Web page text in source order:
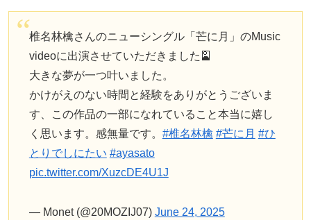
椎名林檎さんのニューシングル「芒に月」のMusic
videoに出演させていただきました🎴
大きな夢が一つ叶いました。
かけがえのない時間と経験をありがとうございま
す、この作品の一部になれていること本当に嬉し
く思います。感無量です。 #椎名林檎 #芒に月 #ひ
とりでしにたい #ayasato
pic.twitter.com/XuzcDE4U1J
— Monet (@20MOZIJ07) June 24, 2025